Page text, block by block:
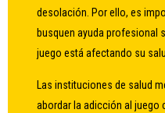
desolación. Por ello, es
busquen ayuda profesional
juego está afectando su
Las instituciones de salud
abordar la adicción al juego